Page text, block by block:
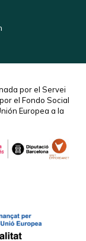
por el Servei
el Fondo Social
Europea a la